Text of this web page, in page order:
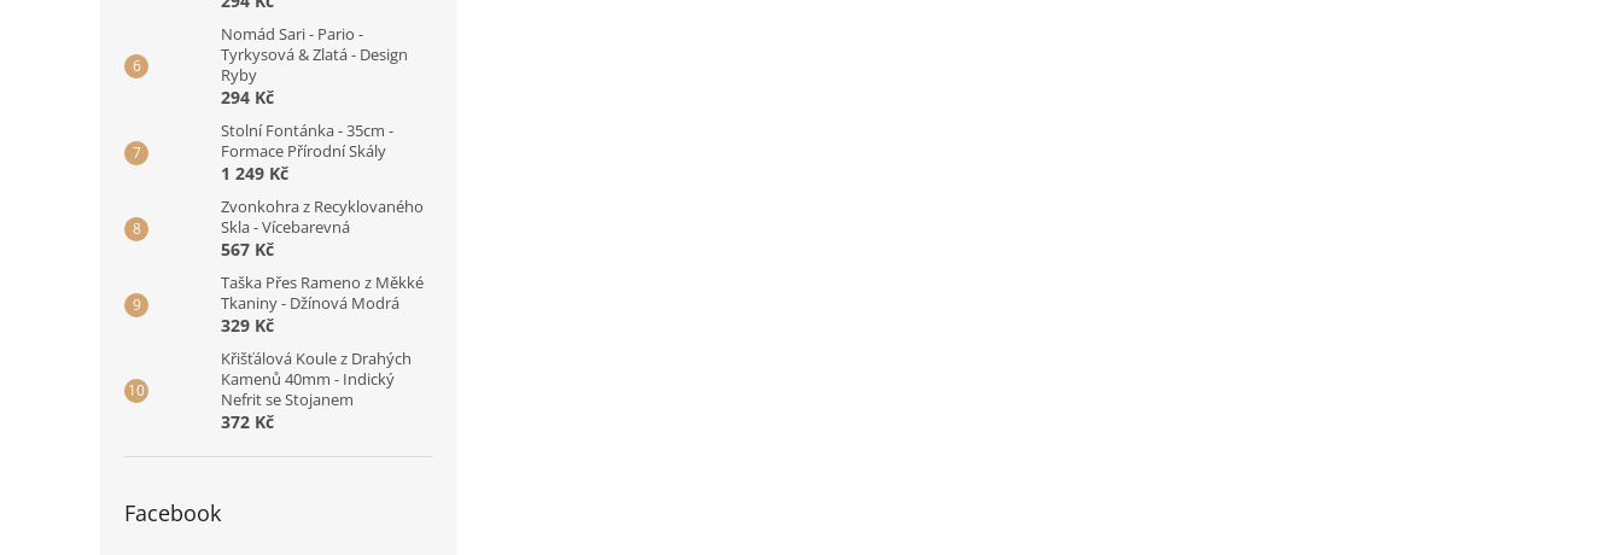
Nomád Sari - Pario -
Tyrkysová & Zlatá - Design
Ryby
294 Kč
Stolní Fontánka - 35cm -
Formace Přírodní Skály
1 249 Kč
Zvonkohra z Recyklovaného
Skla - Vícebarevná
567 Kč
Taška Přes Rameno z Měkké
Tkaniny - Džínová Modrá
329 Kč
Křišťálová Koule z Drahých
Kamenů 40mm - Indický
Nefrit se Stojanem
372 Kč
Facebook